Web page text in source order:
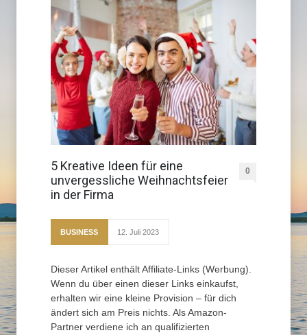
5 Kreative Ideen für eine
unvergessliche Weihnachtsfeier
in der Firma
0
BUSINESS 12. Juli 2023
Dieser Artikel enthält Affiliate-Links (Werbung).
Wenn du über einen dieser Links einkaufst,
erhalten wir eine kleine Provision – für dich
ändert sich am Preis nichts. Als Amazon-
Partner verdiene ich an qualifizierten